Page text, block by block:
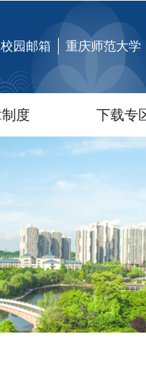
校园邮箱 重庆师范大学
度 下载专